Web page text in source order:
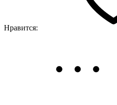
Нравится: